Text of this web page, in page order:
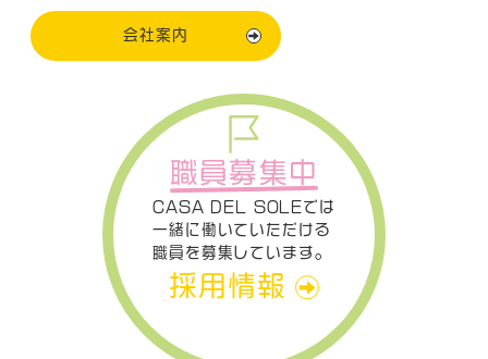
会社案内
職員募集中
CASA DEL SOLEでは
一緒に働いていただける
職員を募集しています。
採用情報